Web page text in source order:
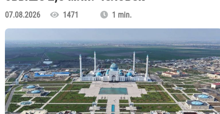
07.08.2026 1471 1 min.